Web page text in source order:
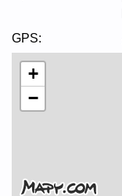
GPS:
+
−